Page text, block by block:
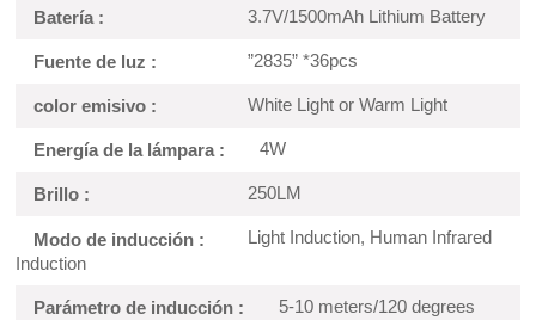
Batería : 3.7V/1500mAh Lithium Battery
Fuente de luz : ”2835” *36pcs
color emisivo : White Light or Warm Light
Energía de la lámpara : 4W
Brillo : 250LM
Modo de inducción :
Light Induction, Human Infrared
Induction
Parámetro de inducción : 5-10 meters/120 degrees